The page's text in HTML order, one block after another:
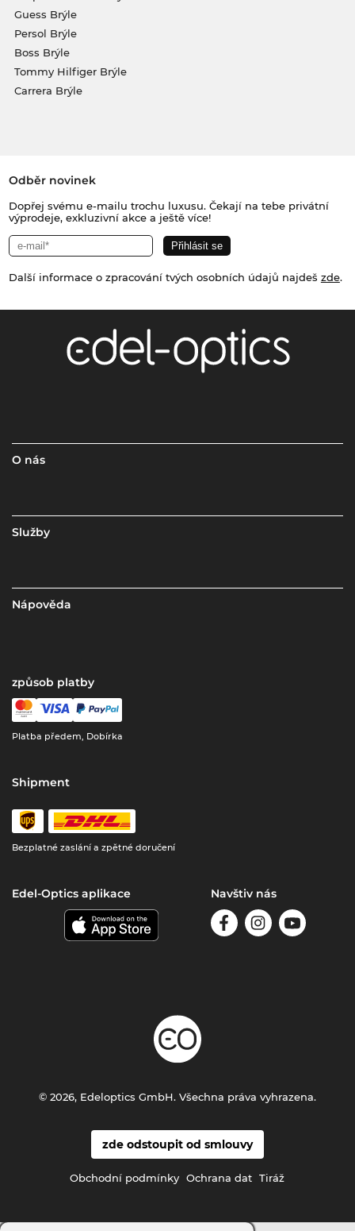
Guess Brýle
Persol Brýle
Boss Brýle
Tommy Hilfiger Brýle
Carrera Brýle
Odběr novinek
Dopřej svému e-mailu trochu luxusu. Čekají na tebe privátní
výprodeje, exkluzivní akce a ještě více!
Další informace o zpracování tvých osobních údajů najdeš zde.
O nás
Služby
Nápověda
způsob platby
Platba předem, Dobírka
Shipment
Bezplatné zaslání a zpětné doručení
Edel-Optics aplikace Navštiv nás
zde odstoupit od smlouvy
Obchodní podmínky Ochrana dat Tiráž
© 2026, Edeloptics GmbH. Všechna práva vyhrazena.